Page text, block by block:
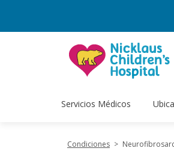
Servicios Médicos
Condiciones >